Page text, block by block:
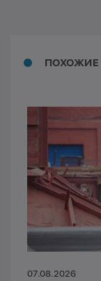
ПОХОЖИЕ
07.08.2026